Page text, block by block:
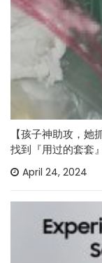
【孩子神助攻，
找到『用过的套套
April 24, 2024